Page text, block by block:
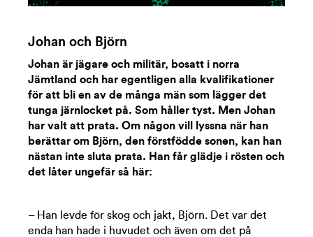
Johan och Björn
Johan är jägare och militär, bosatt i norra
Jämtland och har egentligen alla kvalifikationer
för att bli en av de många män som lägger det
tunga järnlocket på. Som håller tyst. Men Johan
har valt att prata. Om någon vill lyssna när han
berättar om Björn, den förstfödde sonen, kan han
nästan inte sluta prata. Han får glädje i rösten och
det låter ungefär så här:
– Han levde för skog och jakt, Björn. Det var det
enda han hade i huvudet och även om det på